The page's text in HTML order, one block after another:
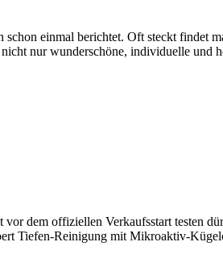
einmal berichtet. Oft steckt findet
nur wunderschöne, individuelle
dem offiziellen Verkaufsstart testen
Tiefen-Reinigung mit Mikroaktiv-